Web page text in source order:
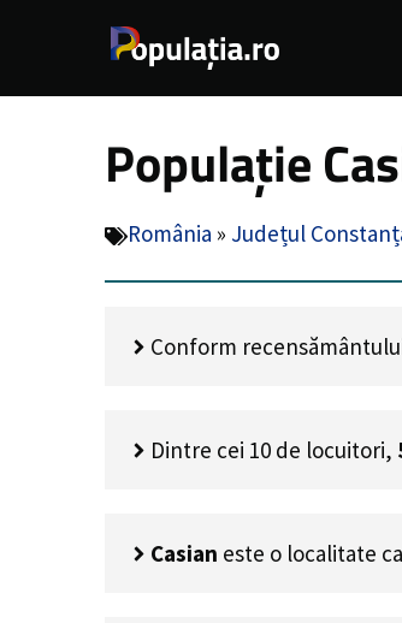
Populație
România » Județul
Conform
Dintre cei 10 de locuitori,
Casian este o localitate